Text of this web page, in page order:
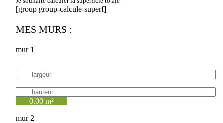
[group group-calcule-superf]
MES MURS :
mur 1
0.00 m²
mur 2